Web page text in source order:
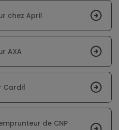
chez April
AXA
Cardif
de CNP